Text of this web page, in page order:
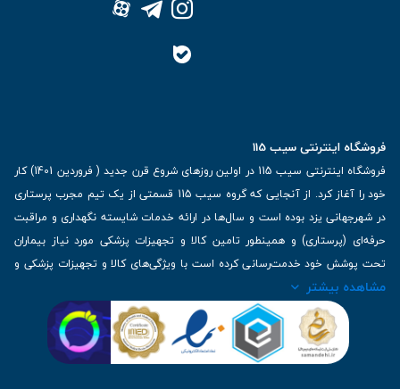
فروشگاه اینترنتی سیب 115
فروشگاه اینترنتی سیب 115 در اولین روزهای شروع قرن جدید ( فروردین 1401) کار
خود را آغاز کرد. از آنجایی که گروه سیب 115 قسمتی از یک تیم مجرب پرستاری
در شهرجهانی یزد بوده است و سال‌ها در ارائه خدمات شایسته نگهداری و مراقبت
حرفه‌ای (پرستاری) و همینطور تامین کالا و تجهیزات پزشکی مورد نیاز بیماران
تحت پوشش خود خدمت‌رسانی کرده است با ویژگی‌های کالا و تجهیزات پزشکی و
برترین برندهای موجود در بازار اطلاعات بسیار ارزشمندی را دارا می‌باشد
| تلفن تماس : 36333383-035 | ایمیل: Info@Sib115.com
مشاهده بیشتر